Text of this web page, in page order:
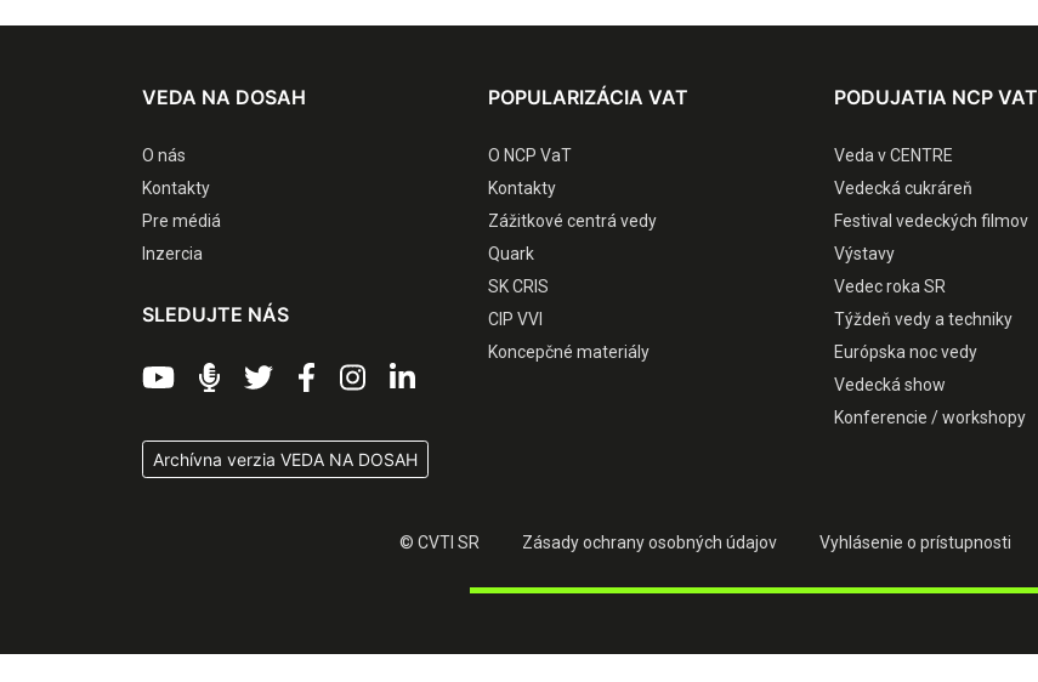
VEDA NA DOSAH
O nás
Kontakty
Pre médiá
Inzercia
SLEDUJTE NÁS
Archívna verzia VEDA NA DOSAH
POPULARIZÁCIA VAT
O NCP VaT
Kontakty
Zážitkové centrá vedy
Quark
SK CRIS
CIP VVI
Koncepčné materiály
PODUJATIA NCP VAT
Veda v CENTRE
Vedecká cukráreň
Festival vedeckých filmov
Výstavy
Vedec roka SR
Týždeň vedy a techniky
Európska noc vedy
Vedecká show
Konferencie / workshopy
© CVTI SR Zásady ochrany osobných údajov Vyhlásenie o prístupnosti